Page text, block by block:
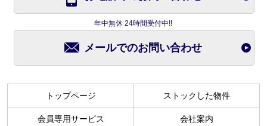
年中無休 24時間受付中!!
メールでのお問い合わせ
トップページ ストックした物件
会員専用サービス 会社案内